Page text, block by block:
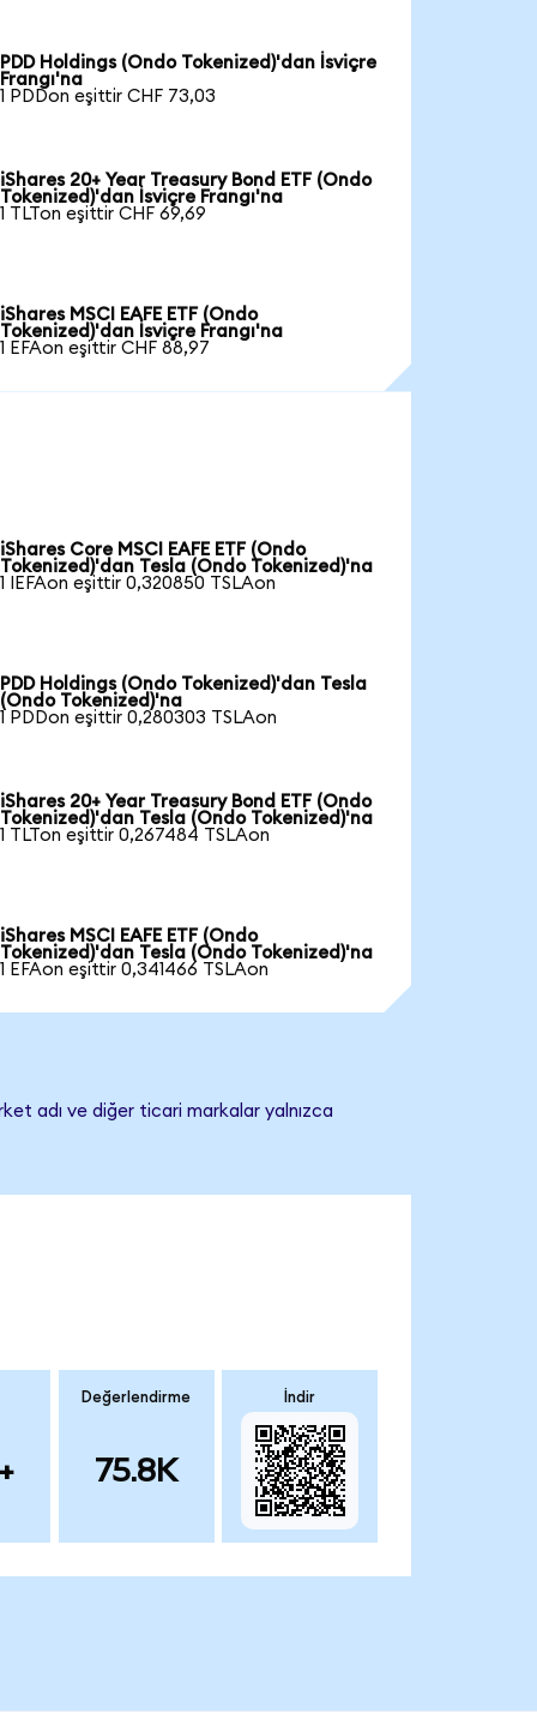
PDD Holdings (Ondo Tokenized)'dan İsviçre
Frangı'na
1 PDDon eşittir CHF 73,03
iShares 20+ Year Treasury Bond ETF (Ondo
Tokenized)'dan İsviçre Frangı'na
1 TLTon eşittir CHF 69,69
iShares MSCI EAFE ETF (Ondo
Tokenized)'dan İsviçre Frangı'na
1 EFAon eşittir CHF 88,97
iShares Core MSCI EAFE ETF (Ondo
Tokenized)'dan Tesla (Ondo Tokenized)'na
1 IEFAon eşittir 0,320850 TSLAon
PDD Holdings (Ondo Tokenized)'dan Tesla
(Ondo Tokenized)'na
1 PDDon eşittir 0,280303 TSLAon
iShares 20+ Year Treasury Bond ETF (Ondo
Tokenized)'dan Tesla (Ondo Tokenized)'na
1 TLTon eşittir 0,267484 TSLAon
iShares MSCI EAFE ETF (Ondo
Tokenized)'dan Tesla (Ondo Tokenized)'na
1 EFAon eşittir 0,341466 TSLAon
adı ve diğer ticari markalar yalnızca
Değerlendirme
75.8K
İndir